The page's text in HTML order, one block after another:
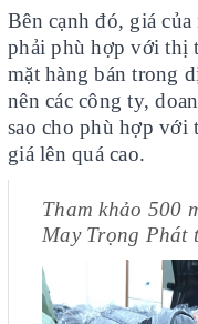
Bên cạnh đó, giá
phải phù hợp với thị
mặt hàng bán trong
nên các công ty,
sao cho phù hợp với
giá lên quá cao.
Tham khảo 500
May Trọng Phát